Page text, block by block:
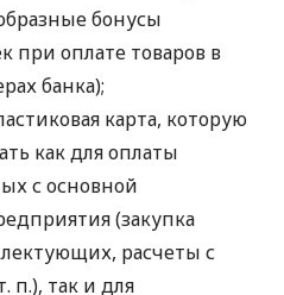
бонусы
при оплате товаров в
банка);
карта, которую
как для оплаты
с основной
(закупка
расчеты с
п.), так и для